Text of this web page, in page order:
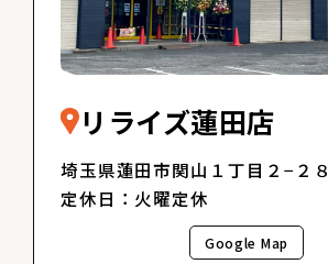
リライズ蓮田店
埼玉県蓮田市関山１丁目２−２８
定休日：火曜定休
Google Map